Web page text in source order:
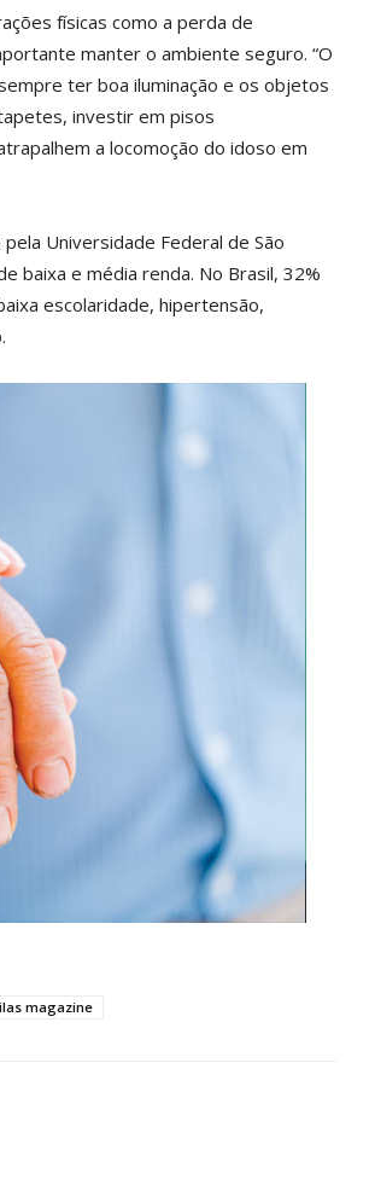
físicas como a perda de
manter o ambiente seguro. “O
ter boa iluminação e os objetos
investir em pisos
a locomoção do idoso em
Universidade Federal de São
baixa e média renda. No Brasil, 32%
escolaridade, hipertensão,
magazine